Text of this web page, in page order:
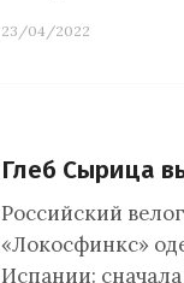
23/04/2022
Глеб Сырица
Российский
«Локосфинкс»
Испании: